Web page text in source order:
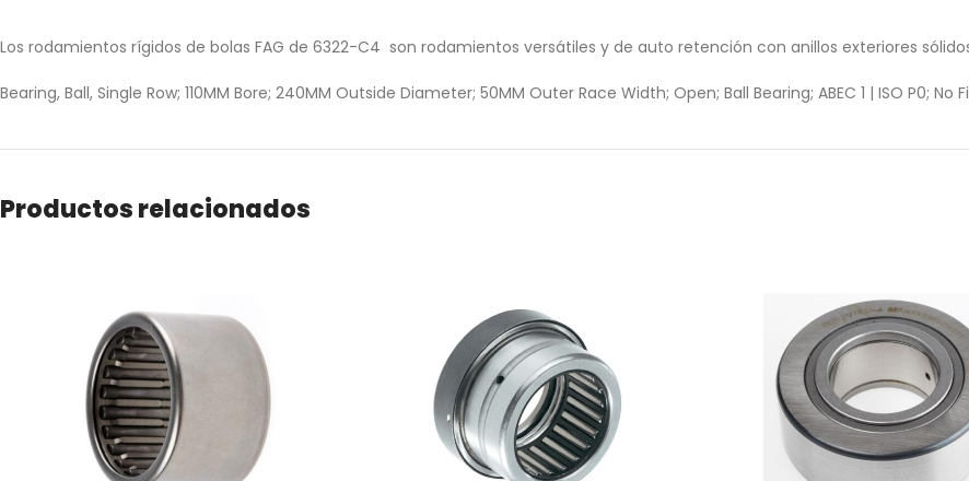
Los rodamientos rígidos de bolas FAG de 6322-C4 son rodamientos versátiles y de auto retención con anillos exteriores
Bearing, Ball, Single Row; 110MM Bore; 240MM Outside Diameter; 50MM Outer Race Width; Open; Ball Bearing; ABEC 1 | ISO P0;
Productos relacionados